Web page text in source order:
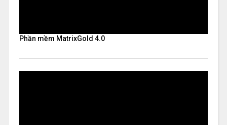
Phần mềm MatrixGold 4.0